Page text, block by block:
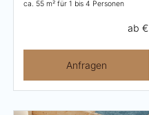
ca. 55 m² für 1 bis 4 Personen
ab
Anfragen